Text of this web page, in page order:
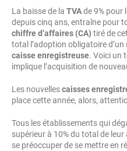
La baisse de la TVAde 9% pour
depuis cinq ans, entraîne pour
chiffre d’affaires (CA) tiré de
total l’adoption obligatoire d’un
caisse enregistreuse. Voici un
implique l’acquisition de
Les nouvellescaisses
place cette année, alors,
Tous les établissements qui
supérieur à 10% du total de
se préoccuper de se mettre en